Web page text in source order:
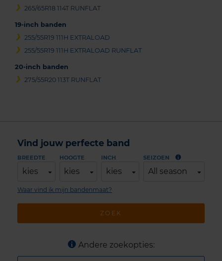
265/65R18 114T RUNFLAT
19-inch banden
255/55R19 111H EXTRALOAD
255/55R19 111H EXTRALOAD RUNFLAT
20-inch banden
275/55R20 113T RUNFLAT
Vind jouw perfecte band
BREEDTE
kies
HOOGTE
kies
INCH
kies
SEIZOEN
All season
ZOEK
Waar vind ik mijn bandenmaat?
Andere zoekopties: